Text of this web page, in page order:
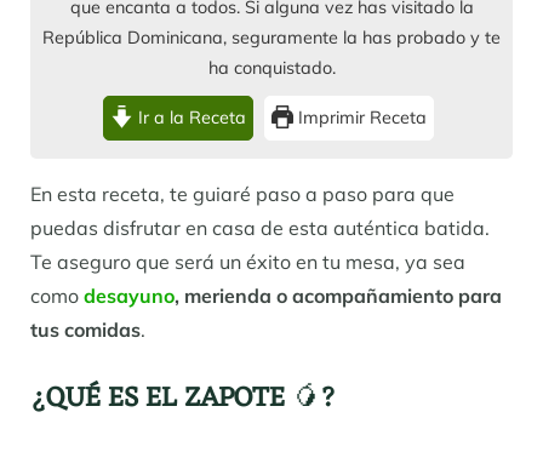
que encanta a todos. Si alguna vez has visitado la
República Dominicana, seguramente la has probado y te
ha conquistado.
Ir a la Receta Imprimir Receta
En esta receta, te guiaré paso a paso para que
puedas disfrutar en casa de esta auténtica batida.
Te aseguro que será un éxito en tu mesa, ya sea
como desayuno, merienda o acompañamiento para
tus comidas.
¿QUÉ ES EL ZAPOTE 🥭?